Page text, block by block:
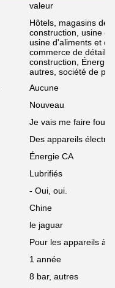
valeur
Hôtels, magasins de
construction, usine
usine d'aliments et
commerce de détail,
construction, Énergie
autres, société de
Aucune
Nouveau
Je vais me faire
Des appareils
Énergie CA
Lubrifiés
- Oui, oui.
Chine
le jaguar
Pour les appareils à
1 année
8 bar, autres